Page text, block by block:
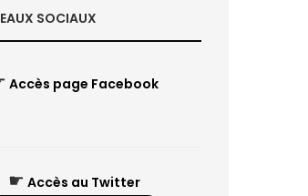
SOCIAUX
Accès page Facebook
☛ Accès au Twitter